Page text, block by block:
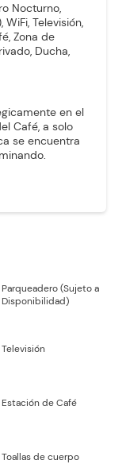
Nocturno,
Televisión,
Zona de
Ducha,
en el
Café, a solo
se encuentra
Parqueadero (Sujeto a
Disponibilidad)
Televisión
Estación de Café
Toallas de cuerpo